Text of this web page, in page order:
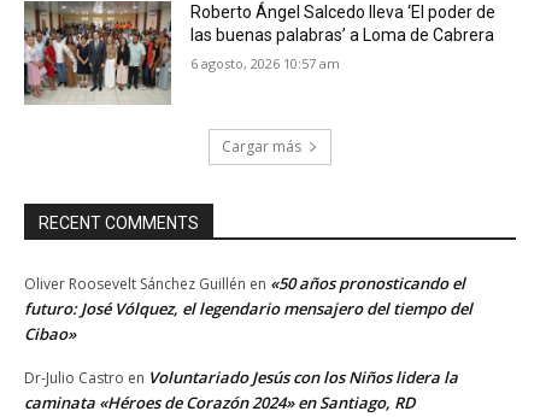
Roberto Ángel Salcedo lleva ‘El poder de
las buenas palabras’ a Loma de Cabrera
6 agosto, 2026 10:57 am
Cargar más
RECENT COMMENTS
Oliver Roosevelt Sánchez Guillén en «50 años pronosticando el
futuro: José Vólquez, el legendario mensajero del tiempo del
Cibao»
Dr-Julio Castro en Voluntariado Jesús con los Niños lidera la
caminata «Héroes de Corazón 2024» en Santiago, RD